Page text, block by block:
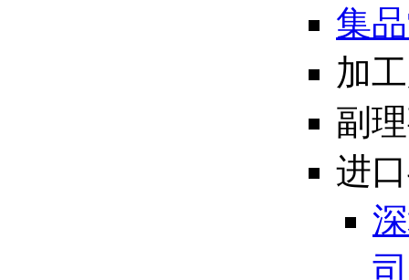
集
加
副
进
司